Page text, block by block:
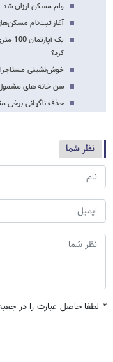
وام مسکن ارزان شد
آغاز ثبت‌نام مسکن‌های
کرد؟
خوش‌نشینی
سن خانه های
حذف ناگهانی برخی
نظر شما
* لطفا حاصل عبارت را در